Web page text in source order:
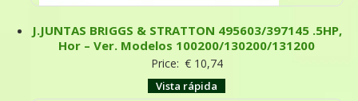
J.JUNTAS BRIGGS & STRATTON 495603/397145 .5HP,
Hor – Ver. Modelos 100200/130200/131200
Price: €10,74
Vista rápida